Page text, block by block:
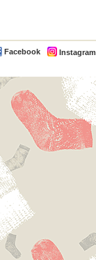
Facebook Instagram